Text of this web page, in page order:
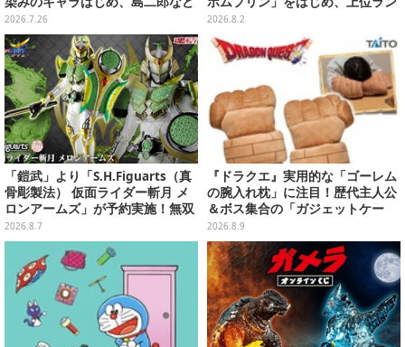
セイレーン編カード全22種
2026.7.26
クインが登場するスペシャル企画
2026.8.2
「鎧武」より「S.H.Figuarts（真
骨彫製法） 仮面ライダー斬月 メ
ロンアームズ」が予約実施！無双
セイバー、メロンディフェンダー
が付属
2026.8.7
『ドラクエ』実用的な「ゴーレム
の腕入れ枕」に注目！歴代主人公
＆ボス集合の「ガジェットケー
ス」ほか9プライズが続々展開
2026.8.9